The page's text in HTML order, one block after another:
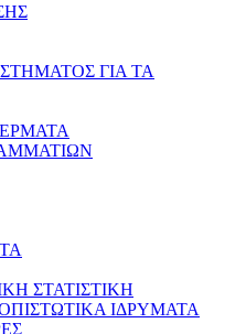
ΓΙΑ ΤΑ
ΣΤΑΤΙΣΤΙΚΗ
ΙΔΡΥΜΑΤΑ